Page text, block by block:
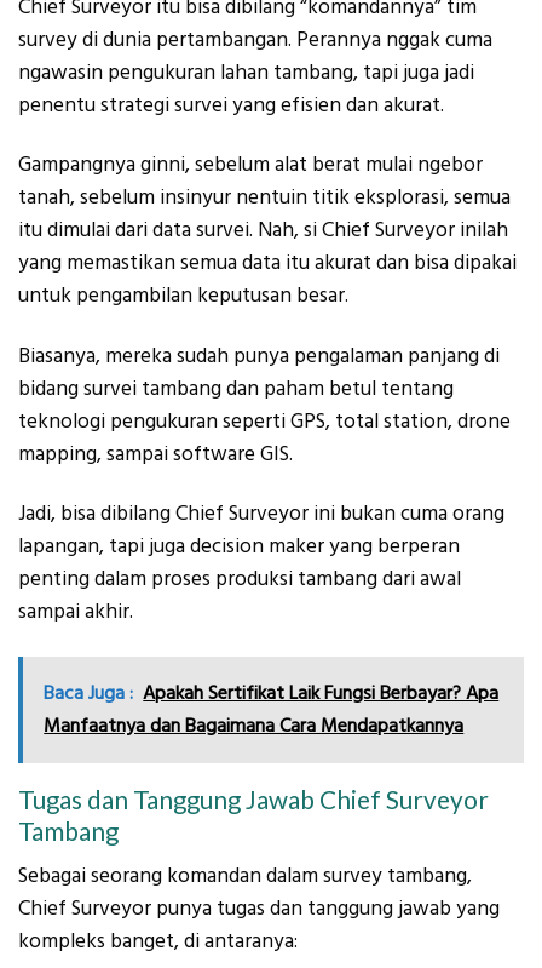
Chief Surveyor itu bisa dibilang “komandannya” tim
survey di dunia pertambangan. Perannya nggak cuma
ngawasin pengukuran lahan tambang, tapi juga jadi
penentu strategi survei yang efisien dan akurat.
Gampangnya ginni, sebelum alat berat mulai ngebor
tanah, sebelum insinyur nentuin titik eksplorasi, semua
itu dimulai dari data survei. Nah, si Chief Surveyor inilah
yang memastikan semua data itu akurat dan bisa dipakai
untuk pengambilan keputusan besar.
Biasanya, mereka sudah punya pengalaman panjang di
bidang survei tambang dan paham betul tentang
teknologi pengukuran seperti GPS, total station, drone
mapping, sampai software GIS.
Jadi, bisa dibilang Chief Surveyor ini bukan cuma orang
lapangan, tapi juga decision maker yang berperan
penting dalam proses produksi tambang dari awal
sampai akhir.
Baca Juga : Apakah Sertifikat Laik Fungsi Berbayar? Apa
Manfaatnya dan Bagaimana Cara Mendapatkannya
Tugas dan Tanggung Jawab Chief Surveyor
Tambang
Sebagai seorang komandan dalam survey tambang,
Chief Surveyor punya tugas dan tanggung jawab yang
kompleks banget, di antaranya: